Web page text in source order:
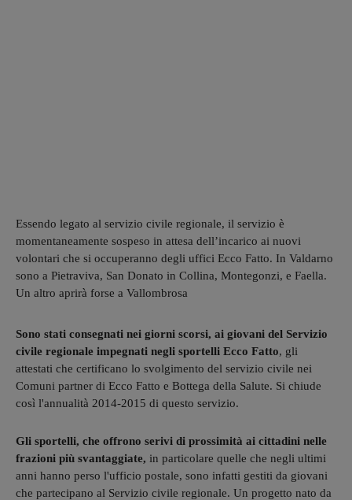
Essendo legato al servizio civile regionale, il servizio è
momentaneamente sospeso in attesa dell’incarico ai nuovi
volontari che si occuperanno degli uffici Ecco Fatto. In Valdarno
sono a Pietraviva, San Donato in Collina, Montegonzi, e Faella.
Un altro aprirà forse a Vallombrosa
Sono stati consegnati nei giorni scorsi, ai giovani del Servizio
civile regionale impegnati negli sportelli Ecco Fatto, gli
attestati che certificano lo svolgimento del servizio civile nei
Comuni partner di Ecco Fatto e Bottega della Salute. Si chiude
così l'annualità 2014-2015 di questo servizio.
Gli sportelli, che offrono serivi di prossimità ai cittadini nelle
frazioni più svantaggiate, in particolare quelle che negli ultimi
anni hanno perso l'ufficio postale, sono infatti gestiti da giovani
che partecipano al Servizio civile regionale. Un progetto nato da